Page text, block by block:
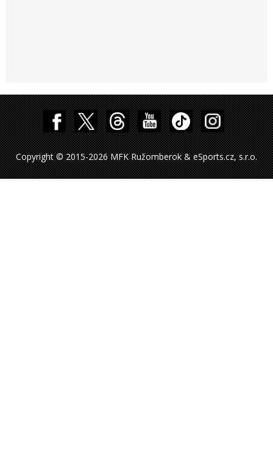
Copyright © 2015-2026 MFK Ružomberok & eSports.cz, s.r.o.